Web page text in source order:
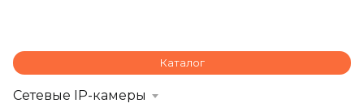
Каталог
Сетевые IP-камеры